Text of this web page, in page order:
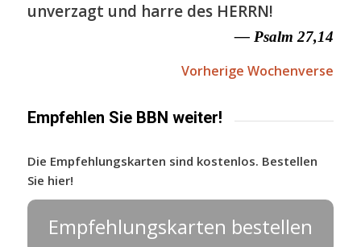
unverzagt und harre des HERRN!
— Psalm 27,14
Vorherige Wochenverse
Empfehlen Sie BBN weiter!
Die Empfehlungskarten sind kostenlos. Bestellen
Sie hier!
Empfehlungskarten bestellen